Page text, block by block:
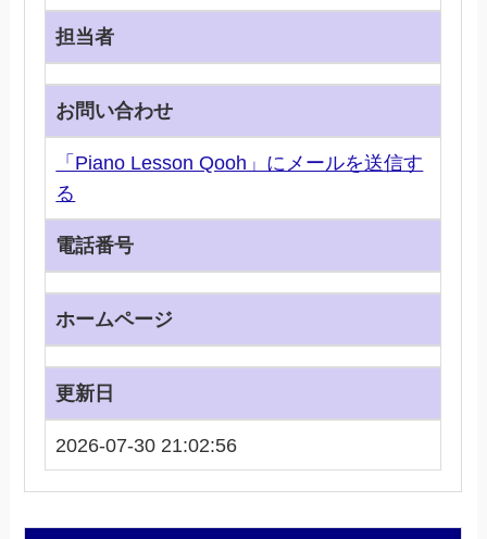
担当者
お問い合わせ
「Piano Lesson Qooh」にメールを送信す
る
電話番号
ホームページ
更新日
2026-07-30 21:02:56